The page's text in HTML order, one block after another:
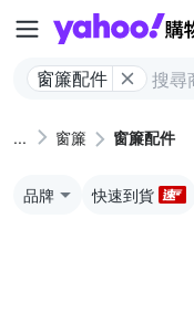
窗簾配件
窗簾 窗簾配件
品牌 快速到貨